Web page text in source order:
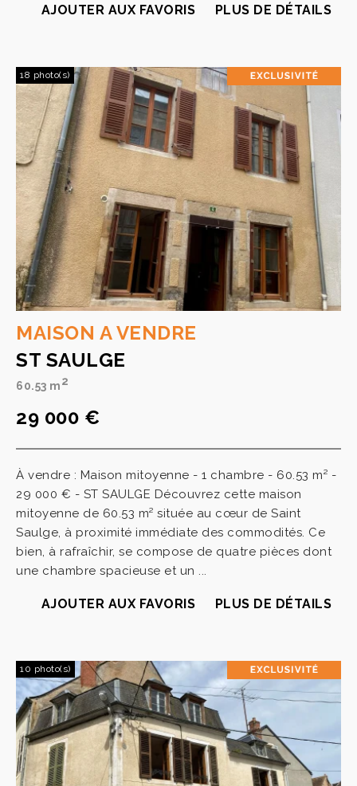
AJOUTER AUX FAVORIS PLUS DE DÉTAILS
18 photo(s)
MAISON A VENDRE
ST SAULGE
60.53 m2
29 000 €
À vendre : Maison mitoyenne - 1 chambre - 60.53 m² -
29 000 € - ST SAULGE Découvrez cette maison
mitoyenne de 60.53 m² située au cœur de Saint
Saulge, à proximité immédiate des commodités. Ce
bien, à rafraîchir, se compose de quatre pièces dont
une chambre spacieuse et un ...
AJOUTER AUX FAVORIS PLUS DE DÉTAILS
10 photo(s)